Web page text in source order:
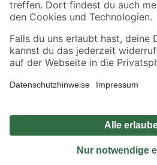
Alle Preisangaben in EUR inkl. gesetzl. MwSt.. Die
Umständen nicht in allen Märkten verfügbar. Die
Produkte nur solange der Vorrat reicht.
*Paketversand ab 59 € versandkostenfrei, gilt nicht
Privatsphäre Impressum
Nutzungsbedingungen
Widerrufsrecht